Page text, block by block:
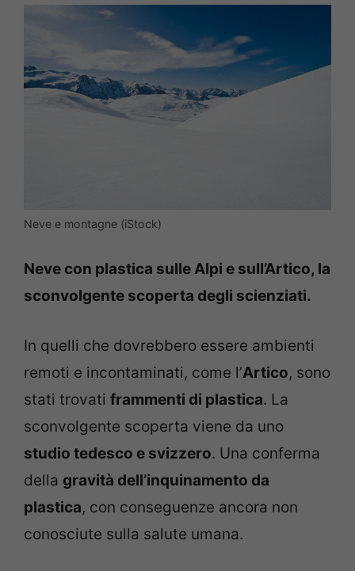
Neve e montagne (iStock)
Neve con plastica sulle Alpi e sull’Artico, la
sconvolgente scoperta degli scienziati.
In quelli che dovrebbero essere ambienti
remoti e incontaminati, come l’Artico, sono
stati trovati frammenti di plastica. La
sconvolgente scoperta viene da uno
studio tedesco e svizzero. Una conferma
della gravità dell’inquinamento da
plastica, con conseguenze ancora non
conosciute sulla salute umana.